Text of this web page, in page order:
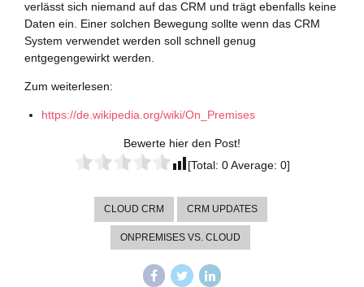
verlässt sich niemand auf das CRM und trägt ebenfalls keine
Daten ein. Einer solchen Bewegung sollte wenn das CRM
System verwendet werden soll schnell genug
entgegengewirkt werden.
Zum weiterlesen:
https://de.wikipedia.org/wiki/On_Premises
Bewerte hier den Post!
[Total: 0Average: 0]
CLOUD CRM CRM UPDATES
ONPREMISES VS. CLOUD